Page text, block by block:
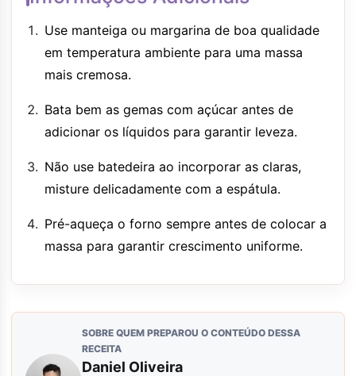
Use manteiga ou margarina de boa qualidade
em temperatura ambiente para uma massa
mais cremosa.
Bata bem as gemas com açúcar antes de
adicionar os líquidos para garantir leveza.
Não use batedeira ao incorporar as claras,
misture delicadamente com a espátula.
Pré-aqueça o forno sempre antes de colocar a
massa para garantir crescimento uniforme.
SOBRE QUEM PREPAROU O CONTEÚDO DESSA
RECEITA
Daniel Oliveira